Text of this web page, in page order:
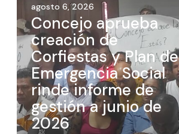
agosto 6, 2026
Concejo aprueba
creación de
Corfiestas y Plan de
Emergencia Social
rinde informe de
gestión a junio de
2026